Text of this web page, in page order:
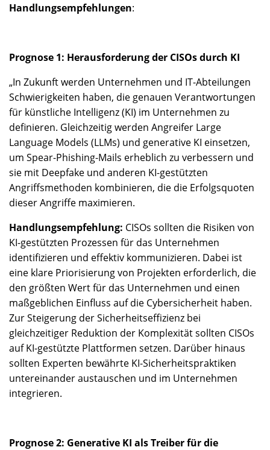
Handlungsempfehlungen:
Prognose 1: Herausforderung der CISOs durch KI
„In Zukunft werden Unternehmen und IT-Abteilungen
Schwierigkeiten haben, die genauen Verantwortungen
für künstliche Intelligenz (KI) im Unternehmen zu
definieren. Gleichzeitig werden Angreifer Large
Language Models (LLMs) und generative KI einsetzen,
um Spear-Phishing-Mails erheblich zu verbessern und
sie mit Deepfake und anderen KI-gestützten
Angriffsmethoden kombinieren, die die Erfolgsquoten
dieser Angriffe maximieren.
Handlungsempfehlung: CISOs sollten die Risiken von
KI-gestützten Prozessen für das Unternehmen
identifizieren und effektiv kommunizieren. Dabei ist
eine klare Priorisierung von Projekten erforderlich, die
den größten Wert für das Unternehmen und einen
maßgeblichen Einfluss auf die Cybersicherheit haben.
Zur Steigerung der Sicherheitseffizienz bei
gleichzeitiger Reduktion der Komplexität sollten CISOs
auf KI-gestützte Plattformen setzen. Darüber hinaus
sollten Experten bewährte KI-Sicherheitspraktiken
untereinander austauschen und im Unternehmen
integrieren.
Prognose 2: Generative KI als Treiber für die